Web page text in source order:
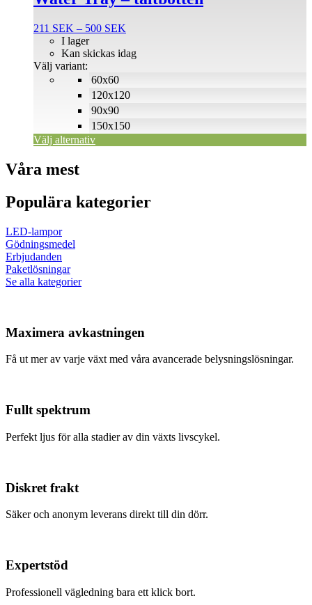
211 SEK – 500 SEK
till
60x60
120x120
90x90
150x150
I lager
Kan skickas idag
Välj variant:
Välj alternativ
har
varianter.
olika
alternativen
Våra mest
Populära kategorier
LED-lampor
Gödningsmedel
Erbjudanden
Paketlösningar
Se alla kategorier
Maximera avkastningen
Få ut mer av varje växt med våra avancerade belysningslösningar.
Fullt spektrum
Perfekt ljus för alla stadier av din växts livscykel.
Diskret frakt
Säker och anonym leverans direkt till din dörr.
Expertstöd
Professionell vägledning bara ett klick bort.